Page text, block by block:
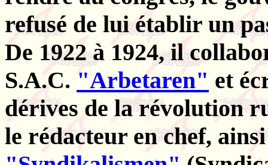
refusé de lui établir un
De 1922 à 1924, il
S.A.C. "Arbetaren" et
dérives de la révolution
le rédacteur en chef,